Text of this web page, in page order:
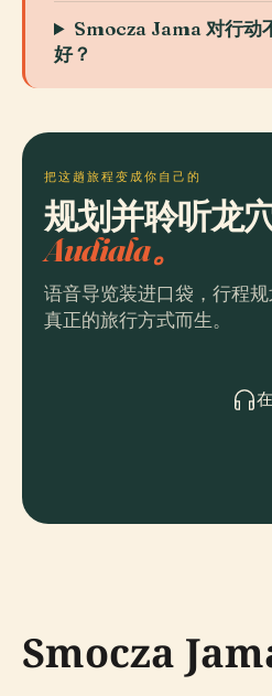
Smocza Jama 对行动
好？
把这趟旅程变成你自己的
规划并聆听龙
Audiala。
语音导览装进口袋，行程
真正的旅行方式而生。
Smocza